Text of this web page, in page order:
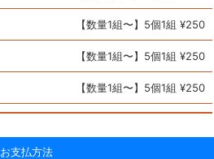
【数量1組〜】5個1組 ¥250
【数量1組〜】5個1組 ¥250
【数量1組〜】5個1組 ¥250
お支払方法